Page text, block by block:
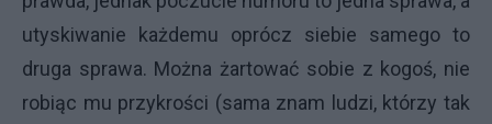
utyskiwanie każdemu oprócz siebie samego to
druga sprawa. Można żartować sobie z kogoś, nie
robiąc mu przykrości (sama znam ludzi, którzy tak